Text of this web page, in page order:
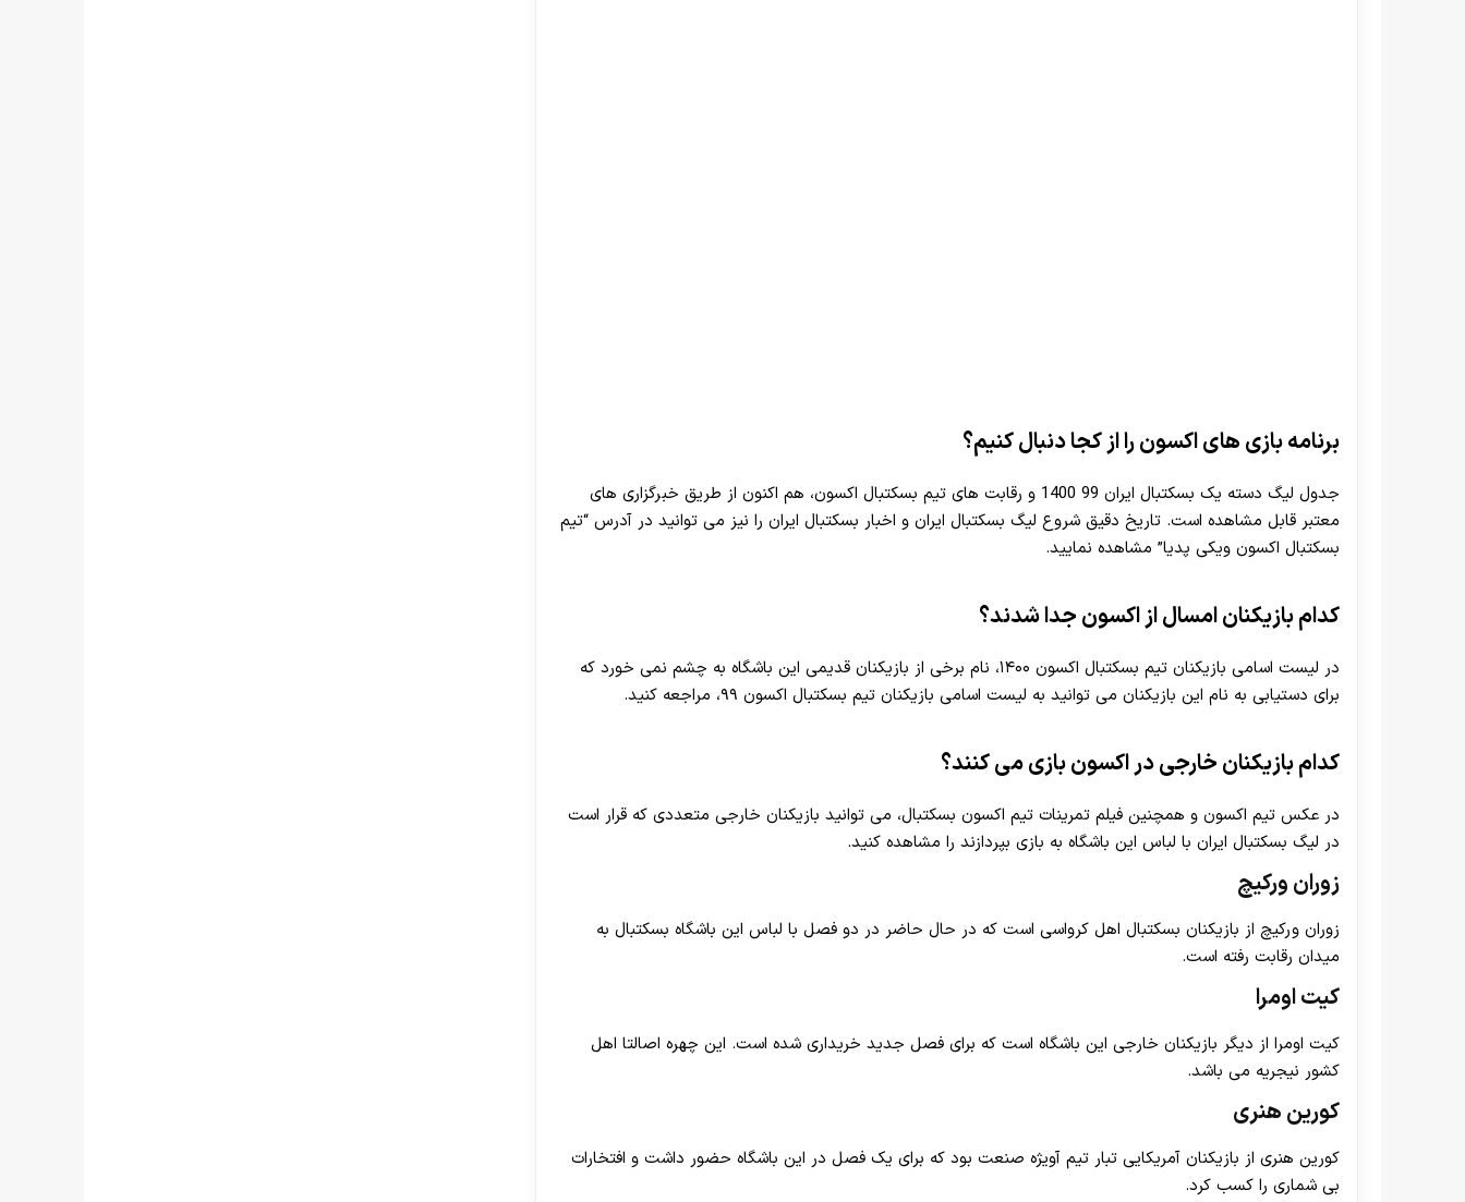
برنامه بازی های اکسون را از کجا دنبال کنیم؟
جدول لیگ دسته یک بسکتبال ایران 99 1400 و رقابت های تیم بسکتبال اکسون، هم اکنون از طریق خبرگزاری های
معتبر قابل مشاهده است. تاریخ دقیق شروع لیگ بسکتبال ایران و اخبار بسکتبال ایران را نیز می توانید در آدرس “تیم
بسکتبال اکسون ویکی پدیا” مشاهده نمایید.
کدام بازیکنان امسال از اکسون جدا شدند؟
در لیست اسامی بازیکنان تیم بسکتبال اکسون ۱۴۰۰، نام برخی از بازیکنان قدیمی این باشگاه به چشم نمی خورد که
برای دستیابی به نام این بازیکنان می توانید به لیست اسامی بازیکنان تیم بسکتبال اکسون ۹۹، مراجعه کنید.
کدام بازیکنان خارجی در اکسون بازی می کنند؟
در عکس تیم اکسون و همچنین فیلم تمرینات تیم اکسون بسکتبال، می توانید بازیکنان خارجی متعددی که قرار است
در لیگ بسکتبال ایران با لباس این باشگاه به بازی بپردازند را مشاهده کنید.
زوران ورکیچ
زوران ورکیچ از بازیکنان بسکتبال اهل کرواسی است که در حال حاضر در دو فصل با لباس این باشگاه بسکتبال به
میدان رقابت رفته است.
کیت اومرا
کیت اومرا از دیگر بازیکنان خارجی این باشگاه است که برای فصل جدید خریداری شده است. این چهره اصالتا اهل
کشور نیجریه می باشد.
کورین هنری
کورین هنری از بازیکنان آمریکایی تبار تیم آویژه صنعت بود که برای یک فصل در این باشگاه حضور داشت و افتخارات
بی شماری را کسب کرد.